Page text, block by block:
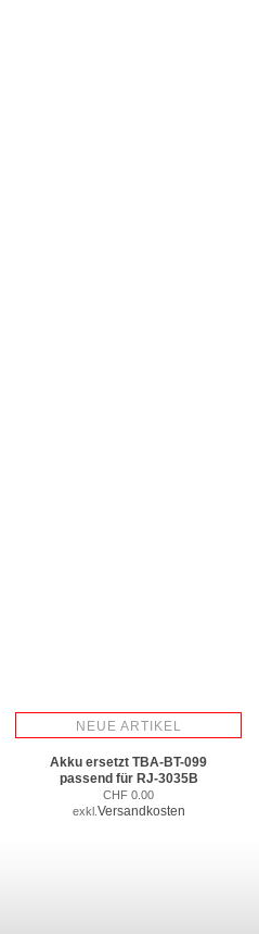
NEUE ARTIKEL
Akku ersetzt TBA-BT-099
passend für RJ-3035B
CHF 0.00
exkl. Versandkosten